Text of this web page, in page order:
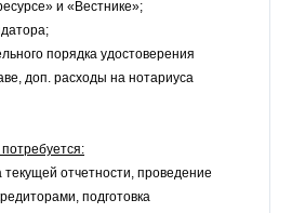
и «Вестнике»;
порядка удостоверения
доп. расходы на нотариуса
текущей отчетности, проведение
подготовка